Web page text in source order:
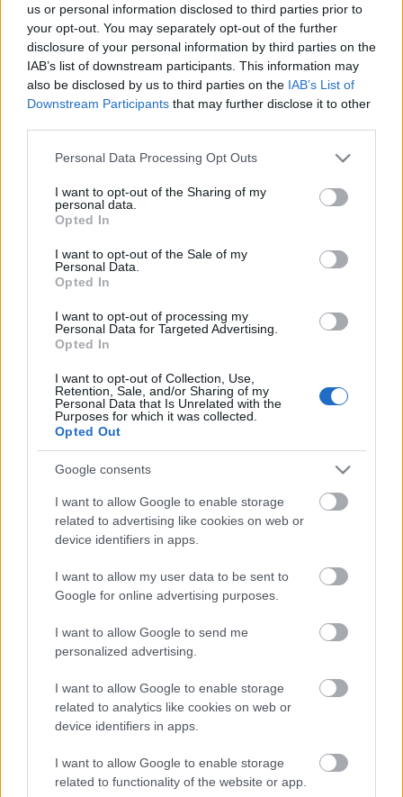
us or personal information disclosed to third parties prior to
your opt-out. You may separately opt-out of the further
disclosure of your personal information by third parties on the
IAB’s list of downstream participants. This information may
also be disclosed by us to third parties on the IAB’s List of
Downstream Participants that may further disclose it to other
Please note that this website/app uses one or more Google
not limited to your visit or usage behaviour. You may click to
grant or deny consent to Google and its third-party tags to
use your data for below specified purposes in below Google
consent section.
Personal Data Processing Opt Outs
I want to opt-out of the Sharing of my
personal data.
Opted In
I want to opt-out of the Sale of my
Personal Data.
Opted In
I want to opt-out of processing my
Personal Data for Targeted Advertising.
Opted In
I want to opt-out of Collection, Use,
Retention, Sale, and/or Sharing of my
Personal Data that Is Unrelated with the
Purposes for which it was collected.
Opted Out
Google consents
I want to allow Google to enable storage
related to advertising like cookies on web or
device identifiers in apps.
I want to allow my user data to be sent to
Google for online advertising purposes.
I want to allow Google to send me
personalized advertising.
I want to allow Google to enable storage
related to analytics like cookies on web or
device identifiers in apps.
I want to allow Google to enable storage
related to functionality of the website or app.
Sujuvaa Sujuvaa
Suuntaan
Kirkkonummi
Sujuvaa
Espoo, Järvenperä2
Suuntaan
Vantaa
Suuntaan
Kirkkonummi
Sujuvaa
Suuntaan
Vantaa
Sujuvaa
Kirkkonummi
Sujuvaa
Suuntaan
Vantaa
Sujuvaa
Suuntaan
Kirkkonummi
Sujuvaa Sujuvaa
Suuntaan
Sujuvaa
Vantaa, Pakkala
Sujuvaa
Sujuvaa
Vantaa, Voutila
Vantaa
Suuntaan